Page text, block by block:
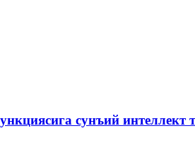
сунъий интеллект